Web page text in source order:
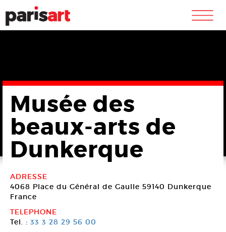
m
Musée des
beaux-arts de
Dunkerque
ADRESSE
4068 Place du Général de Gaulle 59140 Dunkerque
France
TELEPHONE
Tel. : 33 3 28 29 56 00